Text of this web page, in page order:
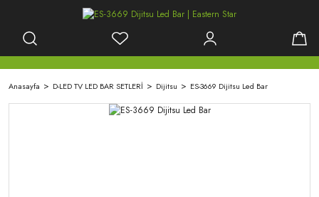
Anasayfa D-LED TV LED BAR SETLERİ Dijitsu ES-3669 Dijitsu Led Bar